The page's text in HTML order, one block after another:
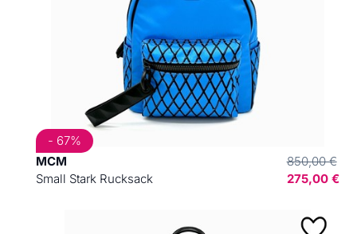
MCM
Small Stark Rucksack
850,00 €
275,00 €
- 67%